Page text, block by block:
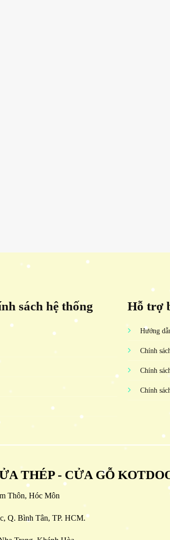
sách hệ thống
Hỗ trợ
Hướng
Chính
Chính
Chính
THÉP - CỬA GỖ
Thôn, Hóc Môn
Q. Bình Tân, TP. HCM.